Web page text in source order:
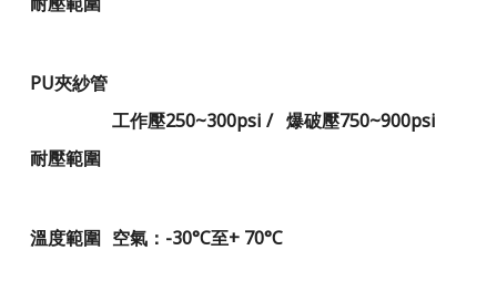
PU夾紗管
耐壓範圍
工作壓250~300psi / 爆破壓750~900psi
溫度範圍 空氣： -30°C至+ 70°C